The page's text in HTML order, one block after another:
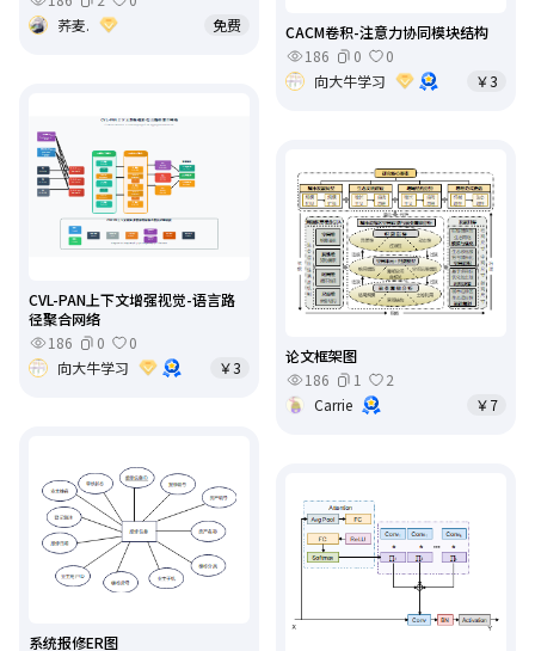
荞麦.
免费
CACM卷积-注意力协同模块结构
186
0
0
向大牛学习
￥3
CVL-PAN上下文增强视觉-语言路
径聚合网络
186
0
0
向大牛学习
￥3
论文框架图
186
1
2
Carrie
￥7
系统报修ER图